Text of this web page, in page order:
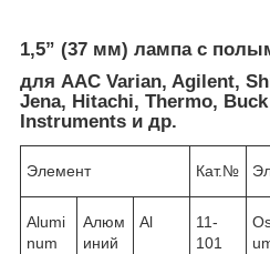
1,5” (37 мм) лампа с
для ААС Varian, Agilent,
Jena, Hitachi, Thermo,
Instruments и др.
Элемент Кат.№
Alumi
num
Алюм
иний
Al
11-
101